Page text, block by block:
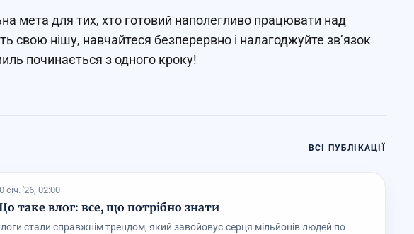
мета для тих, хто готовий наполегливо працювати над
свою нішу, навчайтеся безперервно і налагоджуйте зв’язок
починається з одного кроку!
ВСІ ПУБЛІКАЦІЇ
січ. '26, 02:00
таке влог: все, що потрібно знати
стали справжнім трендом, який завойовує серця мільйонів людей по